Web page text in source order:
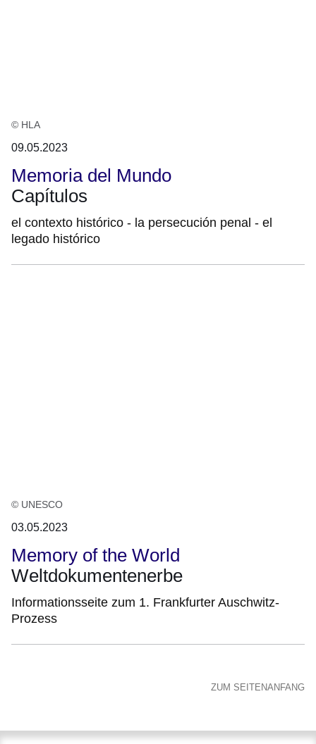
© HLA
09.05.2023
Memoria del Mundo
Capítulos
el contexto histórico - la persecución penal - el
legado histórico
© UNESCO
03.05.2023
Memory of the World
Weltdokumentenerbe
Informationsseite zum 1. Frankfurter Auschwitz-
Prozess
ZUM SEITENANFANG